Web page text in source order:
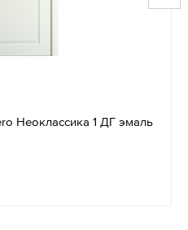
Неоклассика 1 ДГ эмаль